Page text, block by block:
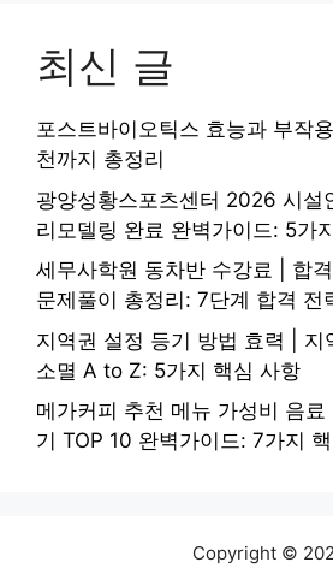
최신 글
포스트바이오틱스 효능과 부작
천까지 총정리
광양성황스포츠센터 2026 시설
리모델링 완료 완벽가이드: 5가
세무사학원 동차반 수강료 | 합
문제풀이 총정리: 7단계 합격 전
지역권 설정 등기 방법 효력 | 지
소멸 A to Z: 5가지 핵심 사항
메가커피 추천 메뉴 가성비 음
기 TOP 10 완벽가이드: 7가지
Copyright ©